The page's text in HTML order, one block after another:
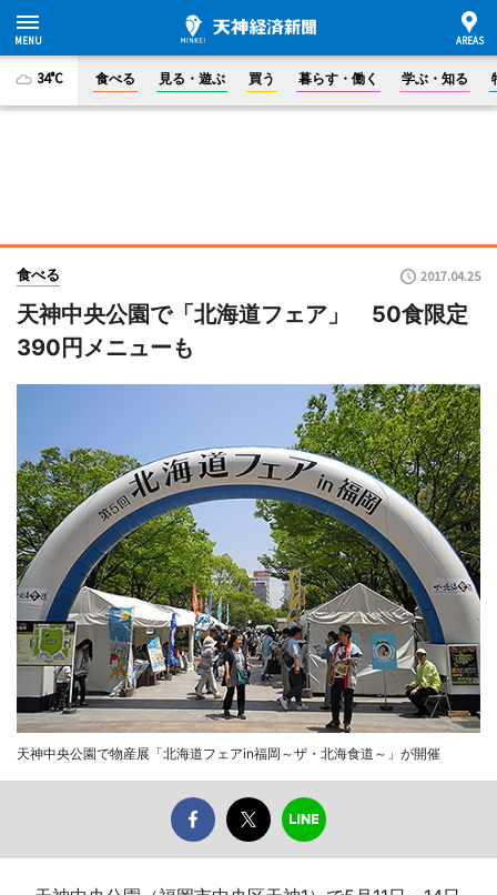
34°C 食べる 見る・遊ぶ 買う 暮らす・働く 学ぶ・知る
食べる 2017.04.25
天神中央公園で「北海道フェア」 50食限定
390円メニューも
天神中央公園で物産展「北海道フェアin福岡～ザ・北海食道～」が開催